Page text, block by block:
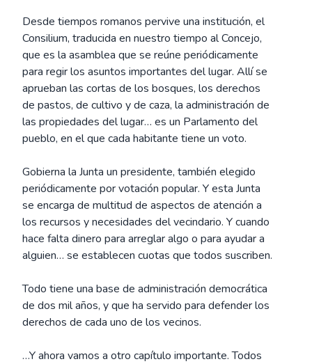
Desde tiempos romanos pervive una institución, el
Consilium, traducida en nuestro tiempo al Concejo,
que es la asamblea que se reúne periódicamente
para regir los asuntos importantes del lugar. Allí se
aprueban las cortas de los bosques, los derechos
de pastos, de cultivo y de caza, la administración de
las propiedades del lugar… es un Parlamento del
pueblo, en el que cada habitante tiene un voto.
Gobierna la Junta un presidente, también elegido
periódicamente por votación popular. Y esta Junta
se encarga de multitud de aspectos de atención a
los recursos y necesidades del vecindario. Y cuando
hace falta dinero para arreglar algo o para ayudar a
alguien… se establecen cuotas que todos suscriben.
Todo tiene una base de administración democrática
de dos mil años, y que ha servido para defender los
derechos de cada uno de los vecinos.
…Y ahora vamos a otro capítulo importante. Todos